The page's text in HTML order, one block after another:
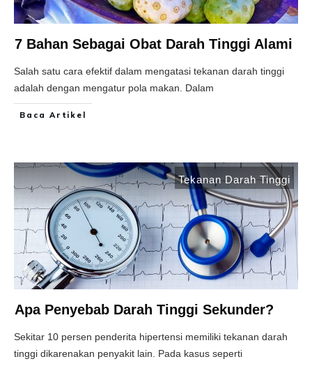
7 Bahan Sebagai Obat Darah Tinggi Alami
Salah satu cara efektif dalam mengatasi tekanan darah tinggi
adalah dengan mengatur pola makan. Dalam
Baca Artikel
Tekanan Darah Tinggi
Apa Penyebab Darah Tinggi Sekunder?
Sekitar 10 persen penderita hipertensi memiliki tekanan darah
tinggi dikarenakan penyakit lain. Pada kasus seperti